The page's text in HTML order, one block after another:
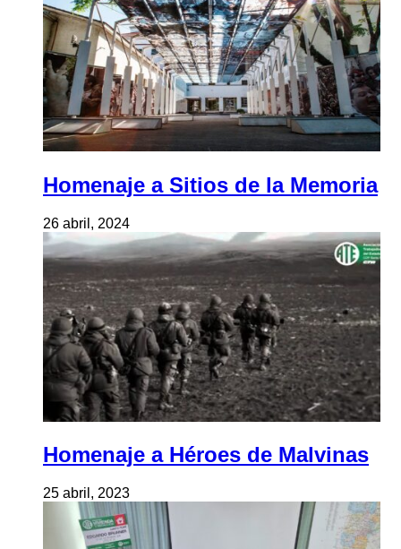
Homenaje a Sitios de la Memoria
26 abril, 2024
Homenaje a Héroes de Malvinas
25 abril, 2023